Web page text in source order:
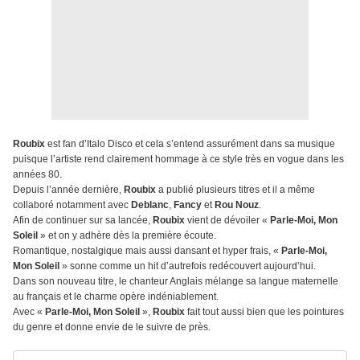
Roubix est fan d’Italo Disco et cela s’entend assurément dans sa musique
puisque l’artiste rend clairement hommage à ce style très en vogue dans les
années 80.
Depuis l’année dernière, Roubix a publié plusieurs titres et il a même
collaboré notamment avec Deblanc, Fancy et Rou Nouz.
Afin de continuer sur sa lancée, Roubix vient de dévoiler « Parle-Moi, Mon
Soleil » et on y adhère dès la première écoute.
Romantique, nostalgique mais aussi dansant et hyper frais, « Parle-Moi,
Mon Soleil » sonne comme un hit d’autrefois redécouvert aujourd’hui.
Dans son nouveau titre, le chanteur Anglais mélange sa langue maternelle
au français et le charme opère indéniablement.
Avec « Parle-Moi, Mon Soleil », Roubix fait tout aussi bien que les pointures
du genre et donne envie de le suivre de près.